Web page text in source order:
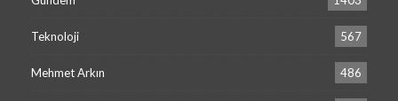
Teknoloji 567
Mehmet Arkın 486